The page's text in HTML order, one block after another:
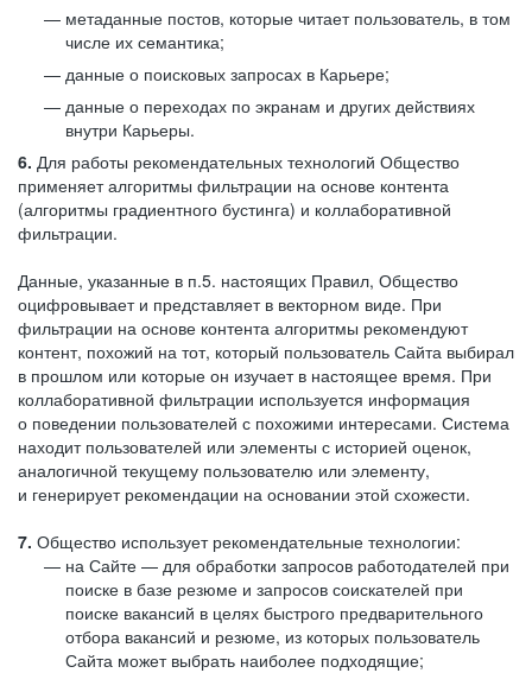
метаданные постов, которые читает пользователь, в том
числе их семантика;
данные о поисковых запросах в Карьере;
данные о переходах по экранам и других действиях
внутри Карьеры.
6. Для работы рекомендательных технологий Общество
применяет алгоритмы фильтрации на основе контента
(алгоритмы градиентного бустинга) и коллаборативной
фильтрации.
Данные, указанные в п.5. настоящих Правил, Общество
оцифровывает и представляет в векторном виде. При
фильтрации на основе контента алгоритмы рекомендуют
контент, похожий на тот, который пользователь Сайта выбирал
в прошлом или которые он изучает в настоящее время. При
коллаборативной фильтрации используется информация
о поведении пользователей с похожими интересами. Система
находит пользователей или элементы с историей оценок,
аналогичной текущему пользователю или элементу,
и генерирует рекомендации на основании этой схожести.
7. Общество использует рекомендательные технологии:
на Сайте — для обработки запросов работодателей при
поиске в базе резюме и запросов соискателей при
поиске вакансий в целях быстрого предварительного
отбора вакансий и резюме, из которых пользователь
Сайта может выбрать наиболее подходящие;